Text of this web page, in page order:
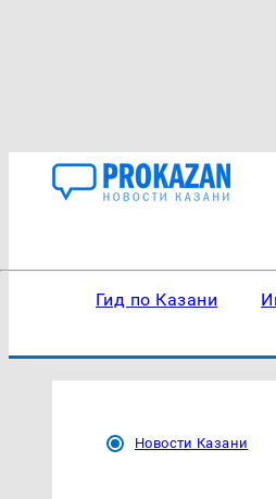
Гид по Казани
Новости Казани